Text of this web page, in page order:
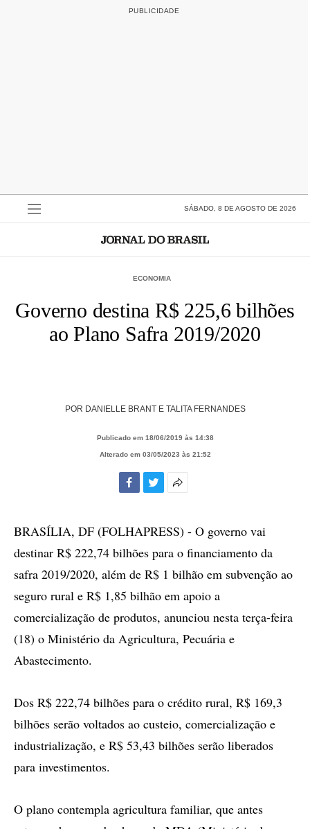
SÁBADO, 8 DE AGOSTO DE 2026
ECONOMIA
Governo destina R$ 225,6 bilhões
ao Plano Safra 2019/2020
POR DANIELLE BRANT E TALITA FERNANDES
Publicado em 18/06/2019 às 14:38
Alterado em 03/05/2023 às 21:52
compartilhamento
BRASÍLIA, DF (FOLHAPRESS) - O governo vai
destinar R$ 222,74 bilhões para o financiamento da
safra 2019/2020, além de R$ 1 bilhão em subvenção ao
seguro rural e R$ 1,85 bilhão em apoio a
comercialização de produtos, anunciou nesta terça-feira
(18) o Ministério da Agricultura, Pecuária e
Abastecimento.
Dos R$ 222,74 bilhões para o crédito rural, R$ 169,3
bilhões serão voltados ao custeio, comercialização e
industrialização, e R$ 53,43 bilhões serão liberados
para investimentos.
O plano contempla agricultura familiar, que antes